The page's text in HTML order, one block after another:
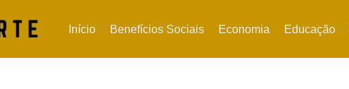
Início Benefícios Sociais Economia Educação